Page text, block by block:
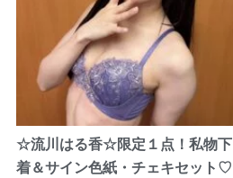
☆流川はる香☆限定１点！私物下
着＆サイン色紙・チェキセット♡